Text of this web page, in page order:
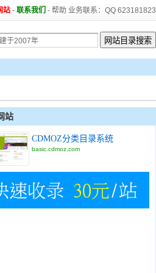
站 - 联系我们 - 帮助 业务联系：QQ 623181823
站
CDMOZ分类目录系统
basic.cdmoz.com